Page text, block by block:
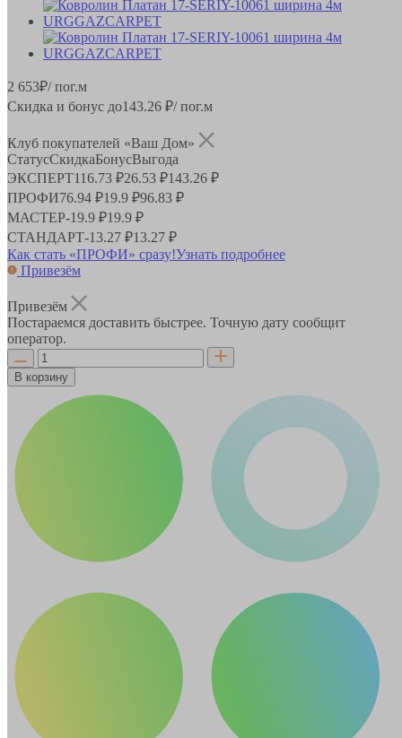
2 653₽/ пог.м
Скидка и бонус до143.26 ₽/ пог.м
Клуб покупателей «Ваш Дом»
СтатусСкидкаБонусВыгода
ЭКСПЕРТ116.73 ₽26.53 ₽143.26 ₽
ПРОФИ76.94 ₽19.9 ₽96.83 ₽
МАСТЕР-19.9 ₽19.9 ₽
СТАНДАРТ-13.27 ₽13.27 ₽
Как стать «ПРОФИ» сразу!Узнать подробнее
Привезём
Привезём
Постараемся доставить быстрее. Точную дату сообщит
оператор.
В корзину